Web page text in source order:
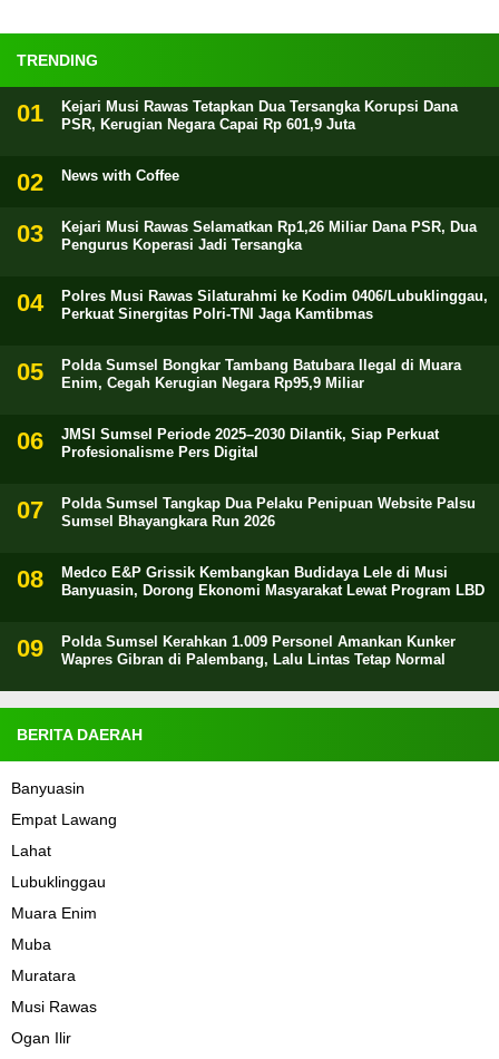
TRENDING
Kejari Musi Rawas Tetapkan Dua Tersangka Korupsi Dana
PSR, Kerugian Negara Capai Rp 601,9 Juta
News with Coffee
Kejari Musi Rawas Selamatkan Rp1,26 Miliar Dana PSR, Dua
Pengurus Koperasi Jadi Tersangka
Polres Musi Rawas Silaturahmi ke Kodim 0406/Lubuklinggau,
Perkuat Sinergitas Polri-TNI Jaga Kamtibmas
Polda Sumsel Bongkar Tambang Batubara Ilegal di Muara
Enim, Cegah Kerugian Negara Rp95,9 Miliar
JMSI Sumsel Periode 2025–2030 Dilantik, Siap Perkuat
Profesionalisme Pers Digital
Polda Sumsel Tangkap Dua Pelaku Penipuan Website Palsu
Sumsel Bhayangkara Run 2026
Medco E&P Grissik Kembangkan Budidaya Lele di Musi
Banyuasin, Dorong Ekonomi Masyarakat Lewat Program LBD
Polda Sumsel Kerahkan 1.009 Personel Amankan Kunker
Wapres Gibran di Palembang, Lalu Lintas Tetap Normal
BERITA DAERAH
Banyuasin
Empat Lawang
Lahat
Lubuklinggau
Muara Enim
Muba
Muratara
Musi Rawas
Ogan Ilir